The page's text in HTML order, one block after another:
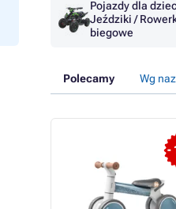
Pojazdy dla
Jeździki /
biegowe
Polecamy Wg
-